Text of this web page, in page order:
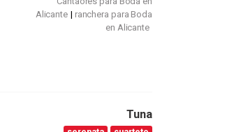
Alicante
ranchera para Boda
en Alicante
Tuna